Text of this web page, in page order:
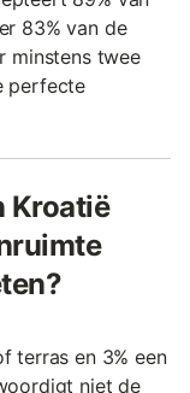
83% van de
minstens twee
perfecte
Kroatië
terras en 3% een
niet de